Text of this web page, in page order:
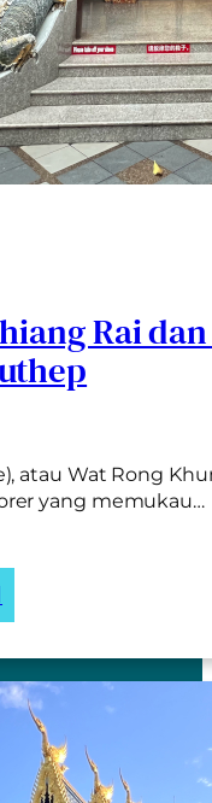
Rai
atau Wat Rong
yang memukau…